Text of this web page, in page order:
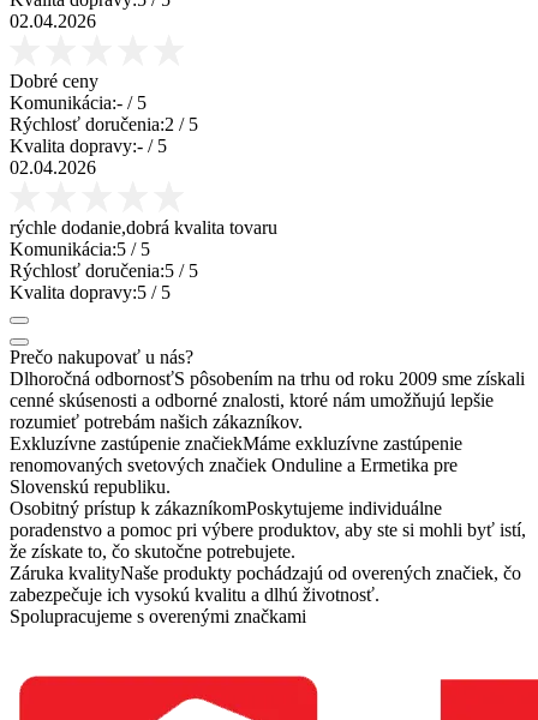
02.04.2026
Dobré ceny
Komunikácia:- / 5
Rýchlosť doručenia:2 / 5
Kvalita dopravy:- / 5
02.04.2026
rýchle dodanie,dobrá kvalita tovaru
Komunikácia:5 / 5
Rýchlosť doručenia:5 / 5
Kvalita dopravy:5 / 5
Prečo nakupovať u nás?
Dlhoročná odbornosťS pôsobením na trhu od roku 2009 sme získali
cenné skúsenosti a odborné znalosti, ktoré nám umožňujú lepšie
rozumieť potrebám našich zákazníkov.
Exkluzívne zastúpenie značiekMáme exkluzívne zastúpenie
renomovaných svetových značiek Onduline a Ermetika pre
Slovenskú republiku.
Osobitný prístup k zákazníkomPoskytujeme individuálne
poradenstvo a pomoc pri výbere produktov, aby ste si mohli byť istí,
že získate to, čo skutočne potrebujete.
Záruka kvalityNaše produkty pochádzajú od overených značiek, čo
zabezpečuje ich vysokú kvalitu a dlhú životnosť.
Spolupracujeme s overenými značkami